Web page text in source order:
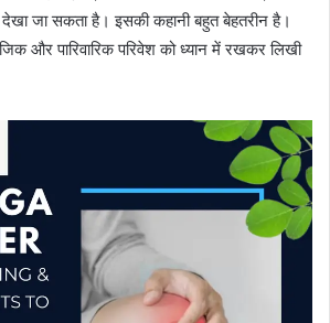
जा सकता है। इसकी कहानी बहुत बेहतरीन है।
और पारिवारिक परिवेश को ध्यान में रखकर लिखी